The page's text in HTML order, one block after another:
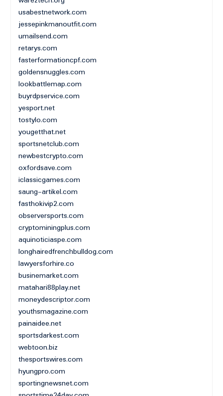
usabestnetwork.com
jessepinkmanoutfit.com
umailsend.com
retarys.com
fasterformationcpf.com
goldensnuggles.com
lookbattlemap.com
buyrdpservice.com
yesport.net
tostylo.com
yougetthat.net
sportsnetclub.com
newbestcrypto.com
oxfordsave.com
iclassicgames.com
saung-artikel.com
fasthokivip2.com
observersports.com
cryptominingplus.com
aquinoticiaspe.com
longhairedfrenchbulldog.com
lawyersforhire.co
businemarket.com
matahari88play.net
moneydescriptor.com
youthsmagazine.com
painaidee.net
sportsdarkest.com
webtoon.biz
thesportswires.com
hyungpro.com
sportingnewsnet.com